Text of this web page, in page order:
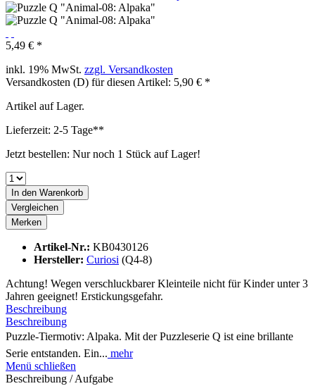
5,49 € *
inkl. 19% MwSt. zzgl. Versandkosten
Versandkosten (D) für diesen Artikel: 5,90 € *
Artikel auf Lager.
Lieferzeit: 2-5 Tage**
Jetzt bestellen: Nur noch 1 Stück auf Lager!
In den Warenkorb
Vergleichen
Merken
Artikel-Nr.: KB0430126
Hersteller: Curiosi (Q4-8)
Achtung! Wegen verschluckbarer Kleinteile nicht für Kinder unter 3
Jahren geeignet! Erstickungsgefahr.
Beschreibung
Beschreibung
Puzzle-Tiermotiv: Alpaka. Mit der Puzzleserie Q ist eine brillante
Serie entstanden. Ein... mehr
Menü schließen
Beschreibung / Aufgabe